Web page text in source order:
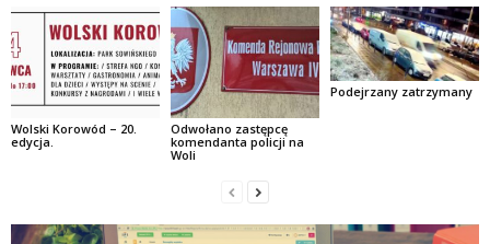
Wolski Korowód – 20.
edycja.
Odwołano zastępcę
komendanta policji na
Woli
Podejrzany zatrzymany